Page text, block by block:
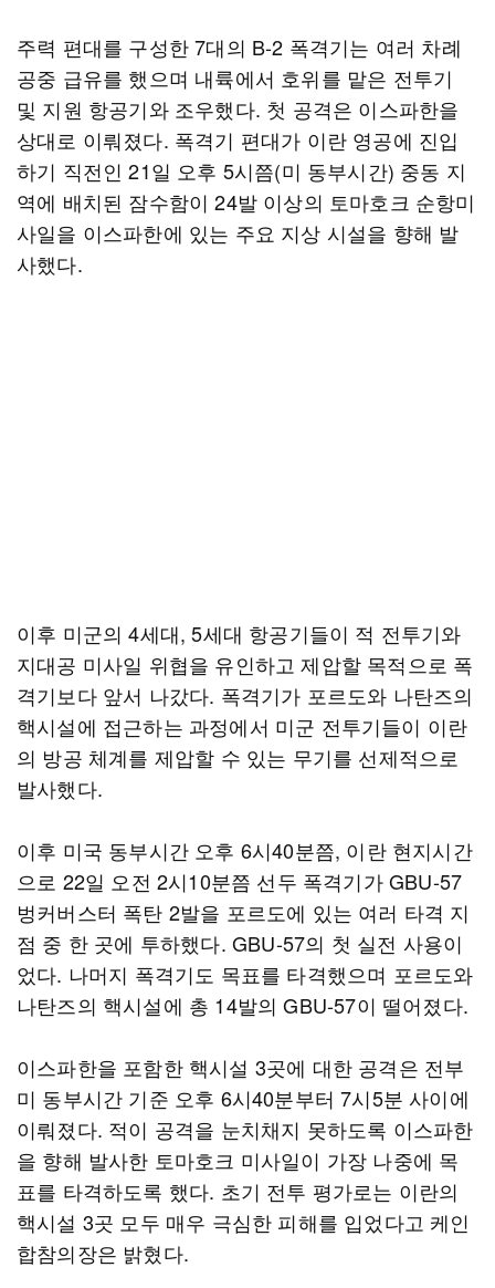
주력 편대를 구성한 7대의 B-2 폭격기는 여러 차례
공중 급유를 했으며 내륙에서 호위를 맡은 전투기
및 지원 항공기와 조우했다. 첫 공격은 이스파한을
상대로 이뤄졌다. 폭격기 편대가 이란 영공에 진입
하기 직전인 21일 오후 5시쯤(미 동부시간) 중동 지
역에 배치된 잠수함이 24발 이상의 토마호크 순항미
사일을 이스파한에 있는 주요 지상 시설을 향해 발
사했다.
이후 미군의 4세대, 5세대 항공기들이 적 전투기와
지대공 미사일 위협을 유인하고 제압할 목적으로 폭
격기보다 앞서 나갔다. 폭격기가 포르도와 나탄즈의
핵시설에 접근하는 과정에서 미군 전투기들이 이란
의 방공 체계를 제압할 수 있는 무기를 선제적으로
발사했다.
이후 미국 동부시간 오후 6시40분쯤, 이란 현지시간
으로 22일 오전 2시10분쯤 선두 폭격기가 GBU-57
벙커버스터 폭탄 2발을 포르도에 있는 여러 타격 지
점 중 한 곳에 투하했다. GBU-57의 첫 실전 사용이
었다. 나머지 폭격기도 목표를 타격했으며 포르도와
나탄즈의 핵시설에 총 14발의 GBU-57이 떨어졌다.
이스파한을 포함한 핵시설 3곳에 대한 공격은 전부
미 동부시간 기준 오후 6시40분부터 7시5분 사이에
이뤄졌다. 적이 공격을 눈치채지 못하도록 이스파한
을 향해 발사한 토마호크 미사일이 가장 나중에 목
표를 타격하도록 했다. 초기 전투 평가로는 이란의
핵시설 3곳 모두 매우 극심한 피해를 입었다고 케인
합참의장은 밝혔다.